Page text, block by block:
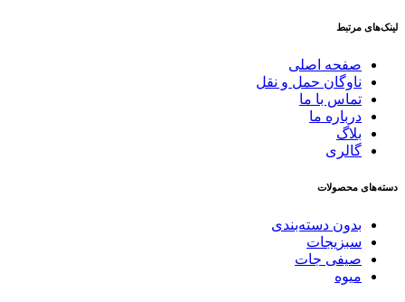
لینک‌های مرتبط
صفحه اصلی
ناوگان حمل و نقل
تماس با ما
درباره ما
بلاگ
گالری
دسته‌های محصولات
بدون دسته‌بندی
سبزیجات
صیفی جات
میوه